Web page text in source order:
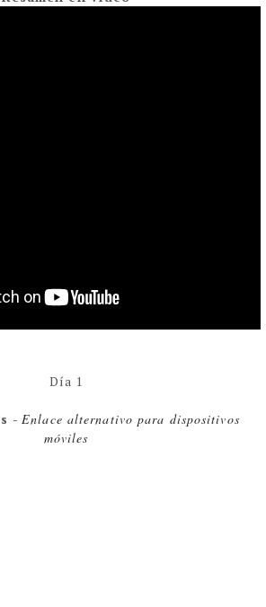
Día 1
-Enlace alternativo para dispositivos
móviles